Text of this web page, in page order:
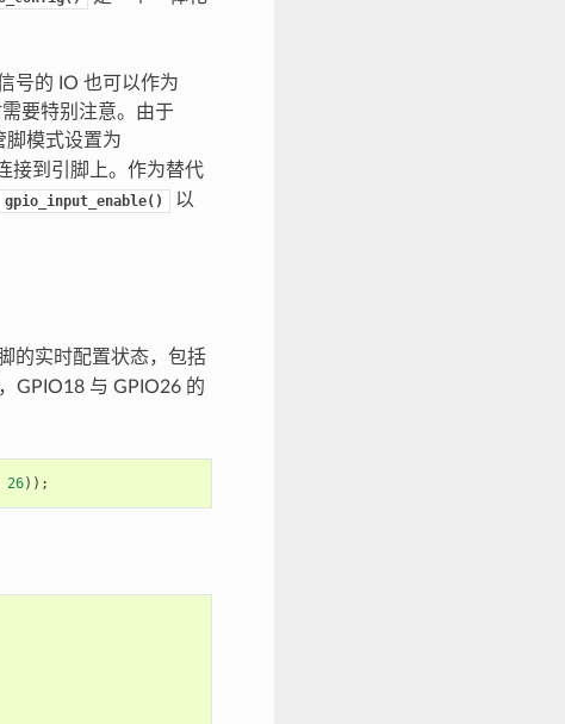
号的 IO 也可以作为
要特别注意。由于
脚模式设置为
接到引脚上。作为替代
gpio_input_enable()
以
的实时配置状态，包括
GPIO18 与 GPIO26 的
26));